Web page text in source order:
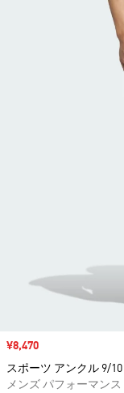
セール価格
¥8,470
スポーツ アンクル 9/
メンズ パフォーマンス